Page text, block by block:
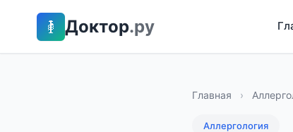
Доктор.ру
Главная ›
Аллергология